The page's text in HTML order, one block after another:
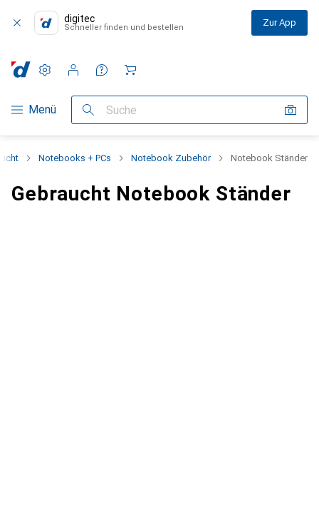
digitec
Schneller finden und bestellen Zur App
Navigation nach Kategorien
Menü Suche
Einstellungen
Kundenkonto
Vergleichslisten
Merklisten
Warenkorb
Notebooks + PCs Notebook Zubehör Notebook Ständer
Gebraucht Notebook Ständer